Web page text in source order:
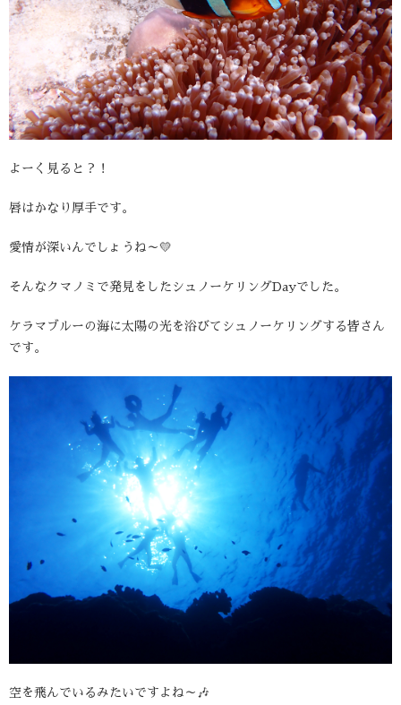
よーく見ると？！
唇はかなり厚手です。
愛情が深いんでしょうね～💛
そんなクマノミで発見をしたシュノーケリングDayでした。
ケラマブルーの海に太陽の光を浴びてシュノーケリングする皆さん
です。
空を飛んでいるみたいですよね～🎶